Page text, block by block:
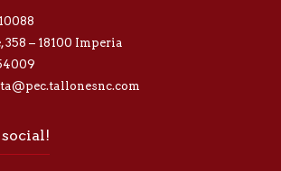
– 18100 Imperia